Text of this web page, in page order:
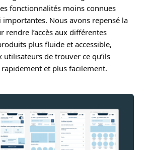
fonctionnalités moins connues
importantes. Nous avons repensé la
rendre l’accès aux différentes
plus fluide et accessible,
utilisateurs de trouver ce qu’ils
et plus facilement.